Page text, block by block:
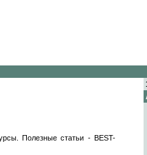
Полезные статьи - BEST-